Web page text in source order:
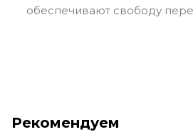
обеспечивают свободу
Рекомендуем